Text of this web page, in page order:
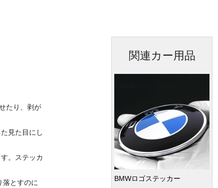
たり、剥が
見た目にし
。ステッカ
とすのに
関連カー用品
BMWロゴステッカー